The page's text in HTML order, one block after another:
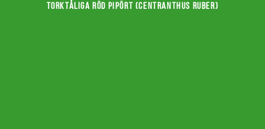
Torktåliga röd pipört (Centranthus ruber)